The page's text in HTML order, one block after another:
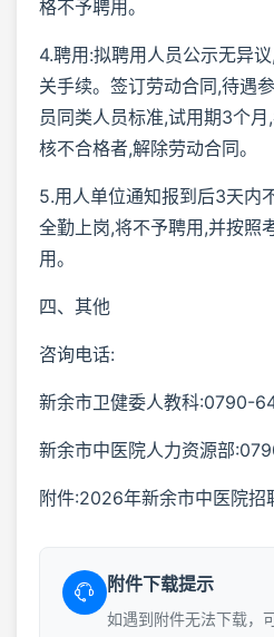
格不予聘用。
4.聘用:拟聘用人员公示无异
关手续。签订劳动合同,待遇
员同类人员标准,试用期3个
核不合格者,解除劳动合同。
5.用人单位通知报到后3天内
全勤上岗,将不予聘用,并按照
用。
四、其他
咨询电话:
新余市卫健委人教科:0790-
新余市中医院人力资源部
附件:2026年新余市中医院招
附件下载提示
如遇到附件无法下载，